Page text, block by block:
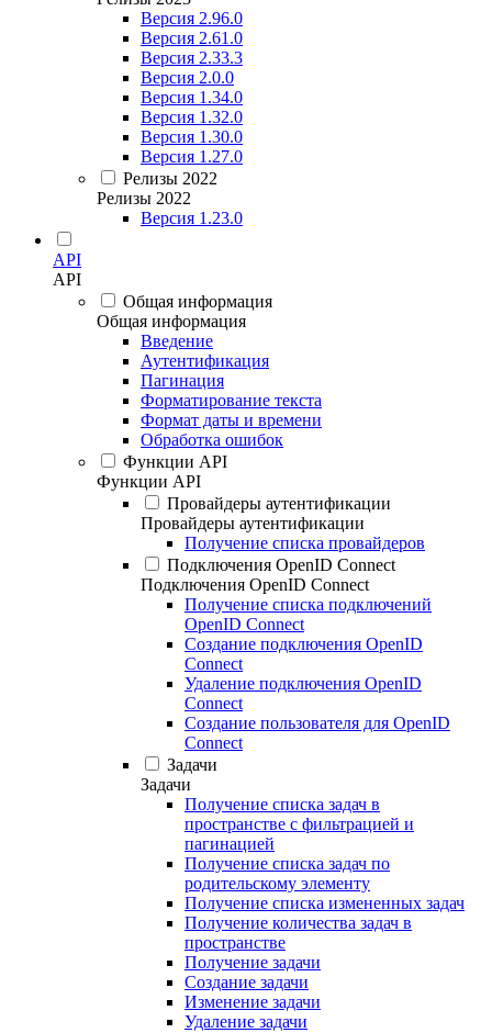
Версия 2.96.0
Версия 2.61.0
Версия 2.33.3
Версия 2.0.0
Версия 1.34.0
Версия 1.32.0
Версия 1.30.0
Версия 1.27.0
Релизы 2022
Релизы 2022
Версия 1.23.0
API
API
Общая информация
Общая информация
Введение
Аутентификация
Пагинация
Форматирование текста
Формат даты и времени
Обработка ошибок
Функции API
Функции API
Провайдеры аутентификации
Провайдеры аутентификации
Получение списка провайдеров
Подключения OpenID Connect
Подключения OpenID Connect
Получение списка подключений
OpenID Connect
Создание подключения OpenID
Connect
Удаление подключения OpenID
Connect
Создание пользователя для OpenID
Connect
Задачи
Задачи
Получение списка задач в
пространстве с фильтрацией и
пагинацией
Получение списка задач по
родительскому элементу
Получение списка измененных задач
Получение количества задач в
пространстве
Получение задачи
Создание задачи
Изменение задачи
Удаление задачи